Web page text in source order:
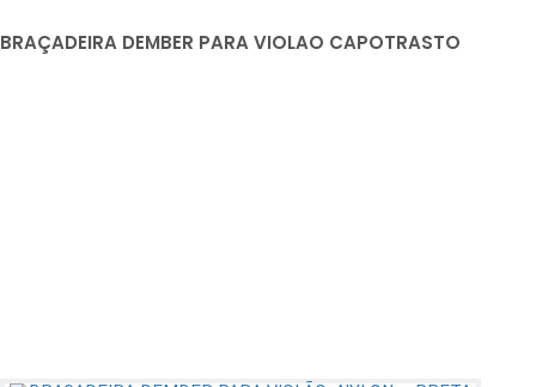
BRAÇADEIRA DEMBER PARA VIOLAO CAPOTRASTO